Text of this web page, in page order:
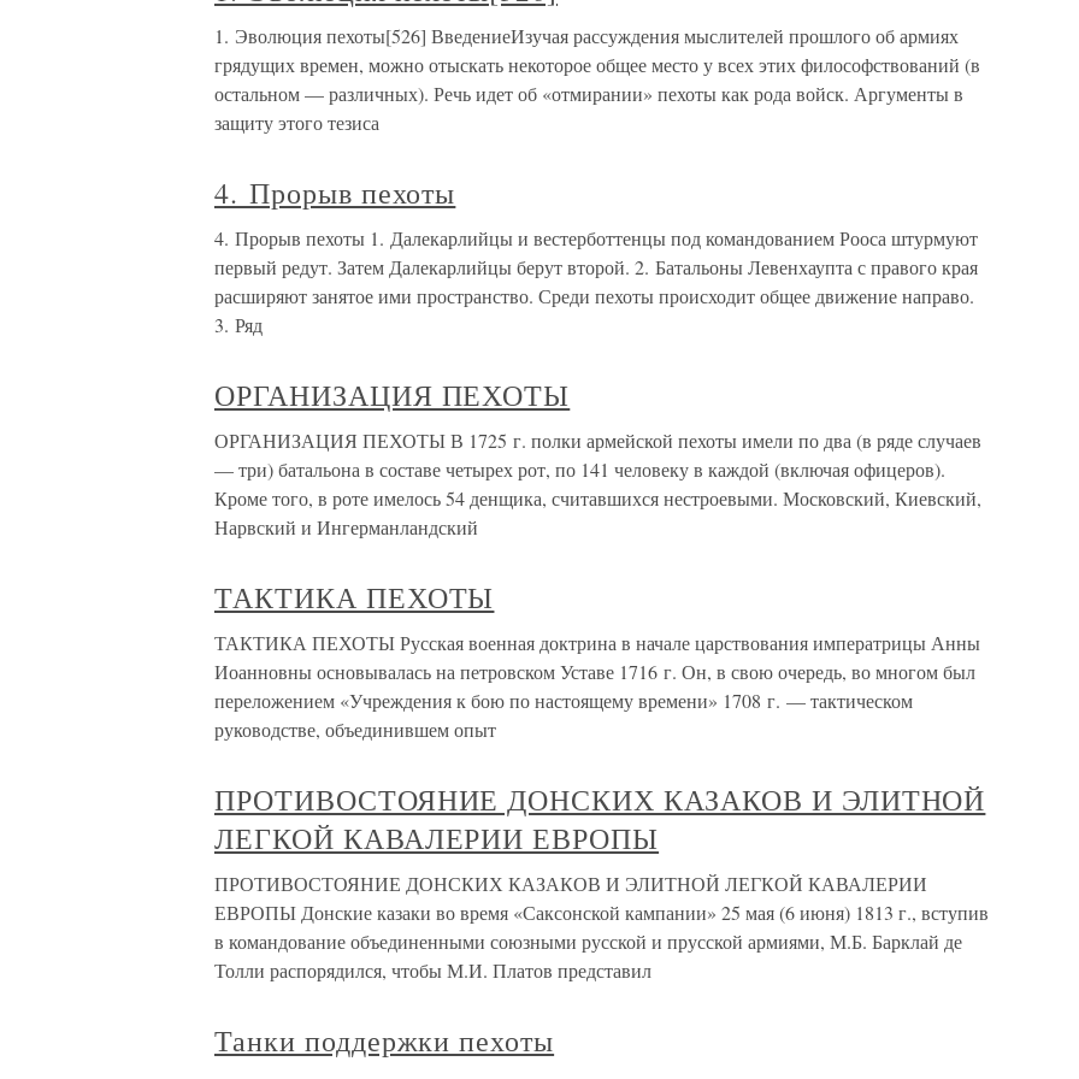
1. Эволюция пехоты[526] ВведениеИзучая рассуждения мыслителей прошлого об армиях
грядущих времен, можно отыскать некоторое общее место у всех этих философствований (в
остальном — различных). Речь идет об «отмирании» пехоты как рода войск. Аргументы в
защиту этого тезиса
4. Прорыв пехоты
4. Прорыв пехоты 1. Далекарлийцы и вестерботтенцы под командованием Рооса штурмуют
первый редут. Затем Далекарлийцы берут второй. 2. Батальоны Левенхаупта с правого края
расширяют занятое ими пространство. Среди пехоты происходит общее движение направо.
3. Ряд
ОРГАНИЗАЦИЯ ПЕХОТЫ
ОРГАНИЗАЦИЯ ПЕХОТЫ В 1725 г. полки армейской пехоты имели по два (в ряде случаев
— три) батальона в составе четырех рот, по 141 человеку в каждой (включая офицеров).
Кроме того, в роте имелось 54 денщика, считавшихся нестроевыми. Московский, Киевский,
Нарвский и Ингерманландский
ТАКТИКА ПЕХОТЫ
ТАКТИКА ПЕХОТЫ Русская военная доктрина в начале царствования императрицы Анны
Иоанновны основывалась на петровском Уставе 1716 г. Он, в свою очередь, во многом был
переложением «Учреждения к бою по настоящему времени» 1708 г. — тактическом
руководстве, объединившем опыт
ПРОТИВОСТОЯНИЕ ДОНСКИХ КАЗАКОВ И ЭЛИТНОЙ
ЛЕГКОЙ КАВАЛЕРИИ ЕВРОПЫ
ПРОТИВОСТОЯНИЕ ДОНСКИХ КАЗАКОВ И ЭЛИТНОЙ ЛЕГКОЙ КАВАЛЕРИИ
ЕВРОПЫ Донские казаки во время «Саксонской кампании» 25 мая (6 июня) 1813 г., вступив
в командование объединенными союзными русской и прусской армиями, М.Б. Барклай де
Толли распорядился, чтобы М.И. Платов представил
Танки поддержки пехоты